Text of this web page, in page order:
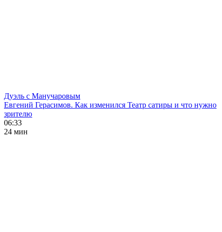
Дуэль с Манучаровым
Евгений Герасимов. Как изменился Театр сатиры и что нужно
зрителю
06:33
24 мин